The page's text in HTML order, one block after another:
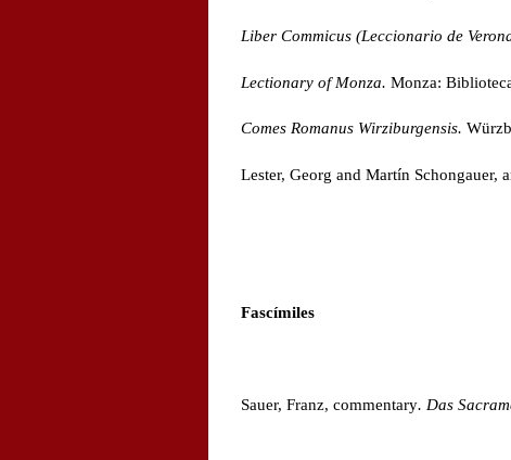
Liber Commicus (Leccionario de
Lectionary of Monza. Monza:
Comes Romanus Wirziburgensis.
Lester, Georg and Martín Schongauer,
Fascímiles
Sauer, Franz, commentary. Das